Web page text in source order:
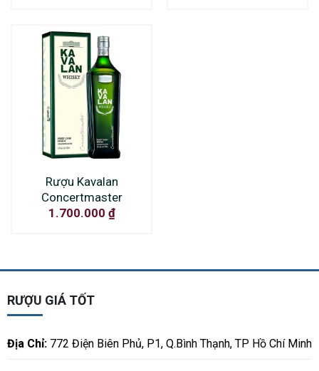
Rượu Kavalan
Concertmaster
1.700.000 ₫
RƯỢU GIÁ TỐT
Địa Chỉ:772 Điện Biên Phủ, P1, Q.Bình Thạnh, TP Hồ Chí Minh